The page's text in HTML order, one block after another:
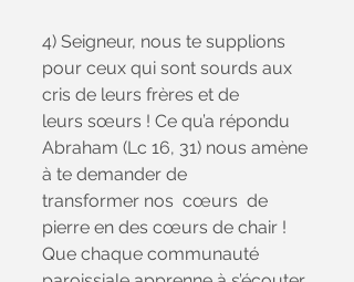
4) Seigneur, nous te supplions
pour ceux qui sont sourds aux
cris de leurs frères et de
leurs sœurs ! Ce qu’a répondu
Abraham (Lc 16, 31) nous amène
à te demander de
transformer nos  cœurs  de
pierre en des cœurs de chair !
Que chaque communauté